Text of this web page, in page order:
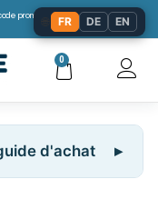
promo:
0
d'achat
FR DE EN